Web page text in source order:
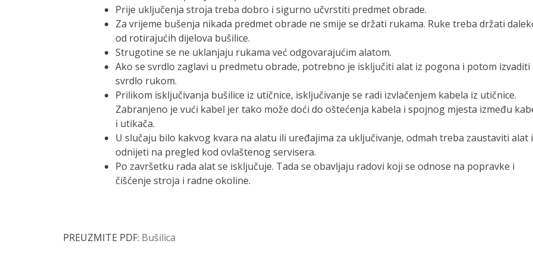
Prije uključenja stroja treba dobro i sigurno učvrstiti predmet obrade.
Za vrijeme bušenja nikada predmet obrade ne smije se držati rukama. Ruke treba držati
od rotirajućih dijelova bušilice.
Strugotine se ne uklanjaju rukama već odgovarajućim alatom.
Ako se svrdlo zaglavi u predmetu obrade, potrebno je isključiti alat iz pogona i potom izvaditi
svrdlo rukom.
Prilikom isključivanja bušilice iz utičnice, isključivanje se radi izvlačenjem kabela iz utičnice.
Zabranjeno je vući kabel jer tako može doći do oštećenja kabela i spojnog mjesta između
i utikača.
U slučaju bilo kakvog kvara na alatu ili uređajima za uključivanje, odmah treba zaustaviti alat i
odnijeti na pregled kod ovlaštenog servisera.
Po završetku rada alat se isključuje. Tada se obavljaju radovi koji se odnose na popravke i
čišćenje stroja i radne okoline.
PREUZMITE PDF: Bušilica